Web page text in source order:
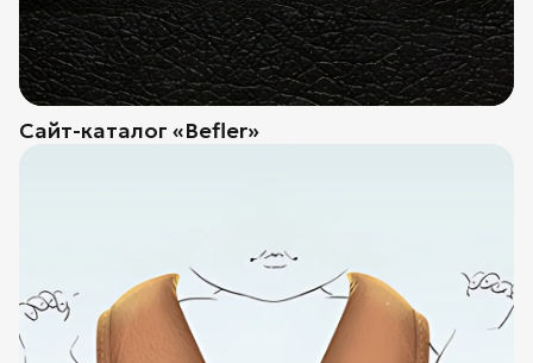
Сайт-каталог «Befler»